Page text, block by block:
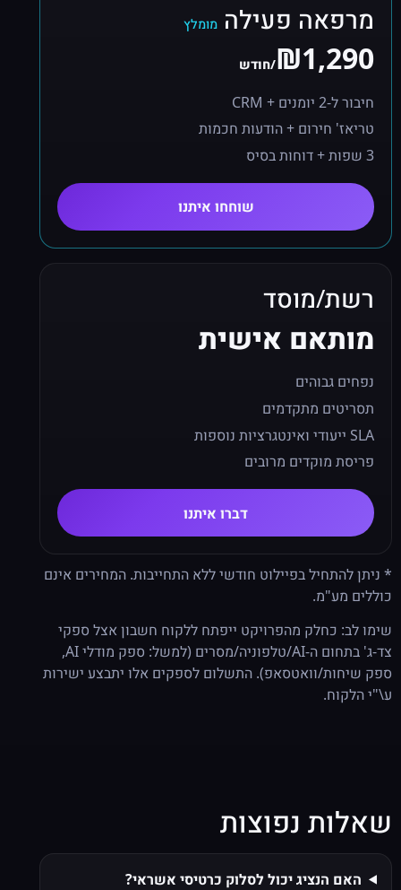
מרפאה פעילהמומלץ
₪1,290/חודש
חיבור ל-2 יומנים + CRM
טריאז' חירום + הודעות חכמות
3 שפות + דוחות בסיס
שוחחו איתנו
רשת/מוסד
מותאם אישית
נפחים גבוהים
תסריטים מתקדמים
SLA ייעודי ואינטגרציות נוספות
פריסת מוקדים מרובים
דברו איתנו
* ניתן להתחיל בפיילוט חודשי ללא התחייבות. המחירים אינם
כוללים מע"מ.
שימו לב: כחלק מהפרויקט ייפתח ללקוח חשבון אצל ספקי
צד‑ג' בתחום ה‑AI/טלפוניה/מסרים (למשל: ספק מודלי AI,
ספק שיחות/וואטסאפ). התשלום לספקים אלו יתבצע ישירות
ע\"י הלקוח.
שאלות נפוצות
האם הנציג יכול לסלוק כרטיסי אשראי?